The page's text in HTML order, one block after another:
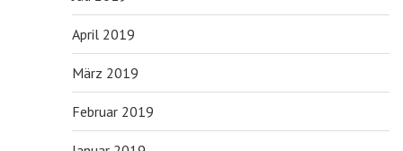
April 2019
März 2019
Februar 2019